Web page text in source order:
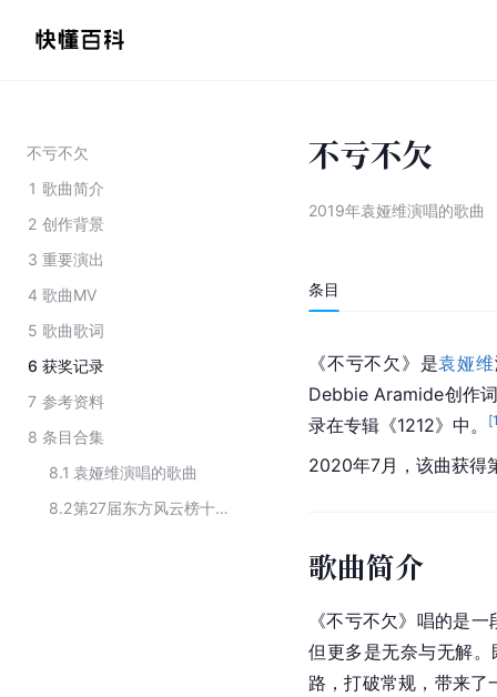
不亏不欠
1 歌曲简介
2 创作背景
3 重要演出
4 歌曲MV
5 歌曲歌词
6 获奖记录
7 参考资料
8 条目合集
8.1 袁娅维演唱的歌曲
8.2
第27届东方风云榜十大金曲
不亏不欠
2019年袁娅维演唱的歌曲
条目
《不亏不欠》是袁娅维
Debbie Aramide创作
录在专辑《1212》中。
[
2020年7月，该曲获得
歌曲简介
《不亏不欠》唱的是
但更多是无奈与无解
路，打破常规，带来了